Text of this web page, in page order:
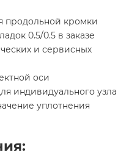
продольной кромки
0.5/0.5 в заказе
и сервисных
оси
индивидуального узла
уплотнения